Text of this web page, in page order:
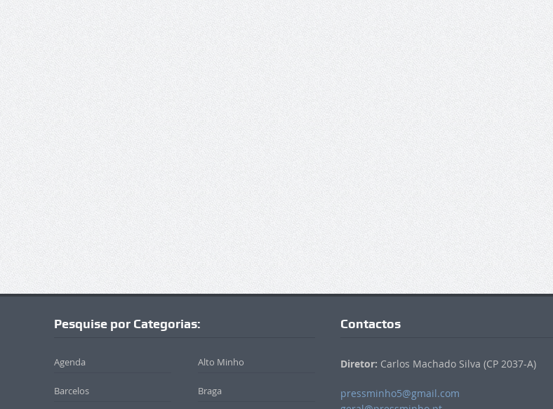
Pesquise por Categorias:
Agenda Alto Minho
Barcelos Braga
Contactos
Diretor: Carlos Machado Silva (CP 2037-A)
pressminho5@gmail.com